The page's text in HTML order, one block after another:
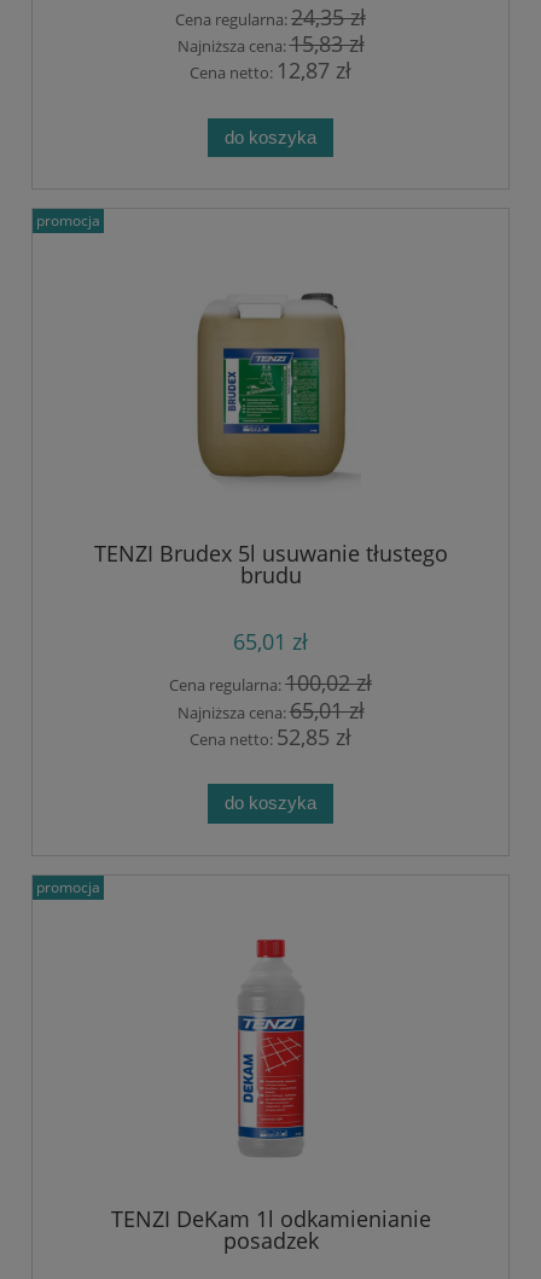
Cena regularna:24,35 zł
Najniższa cena:15,83 zł
Cena netto: 12,87 zł
do koszyka
TENZI Brudex 5l usuwanie tłustego
brudu
65,01 zł
Cena regularna:100,02 zł
Najniższa cena:65,01 zł
Cena netto: 52,85 zł
do koszyka
promocja
TENZI DeKam 1l odkamienianie
posadzek
promocja